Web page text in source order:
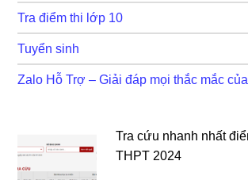
Tra điểm thi lớp 10
Tuyển sinh
Zalo Hỗ Trợ – Giải đáp mọi thắc mắc
Tra cứu nhanh nhất
THPT 2024